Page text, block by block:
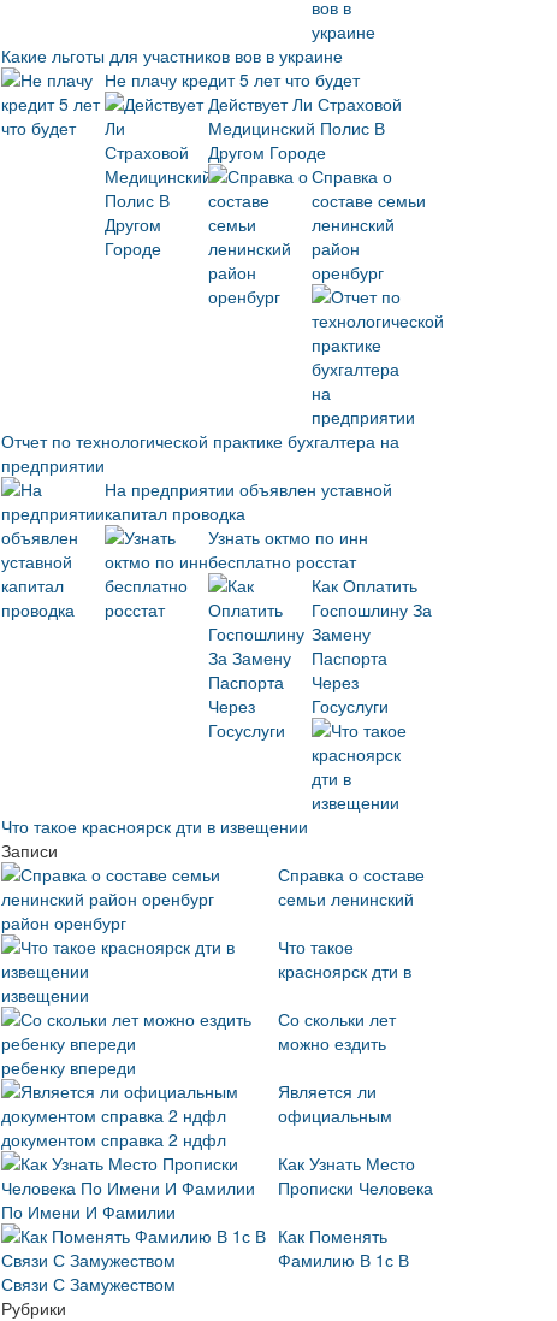
Какие льготы для участников вов в украине
Не плачу кредит 5 лет что будет
Действует Ли Страховой
Медицинский Полис В
Другом Городе
Справка о
составе семьи
ленинский
район
оренбург
Отчет по технологической практике бухгалтера на
предприятии
На предприятии объявлен уставной
капитал проводка
Узнать октмо по инн
бесплатно росстат
Как Оплатить
Госпошлину За
Замену
Паспорта
Через
Госуслуги
Что такое красноярск дти в извещении
Записи
Справка о составе
семьи ленинский
район оренбург
Что такое
красноярск дти в
извещении
Со скольки лет
можно ездить
ребенку впереди
Является ли
официальным
документом справка 2 ндфл
Как Узнать Место
Прописки Человека
По Имени И Фамилии
Как Поменять
Фамилию В 1с В
Связи С Замужеством
Рубрики